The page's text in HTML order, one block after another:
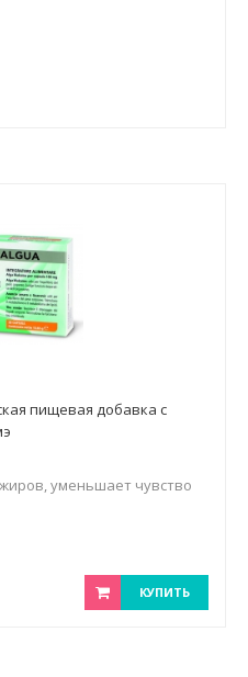
пищевая добавка с
уменьшает чувство
КУПИТЬ